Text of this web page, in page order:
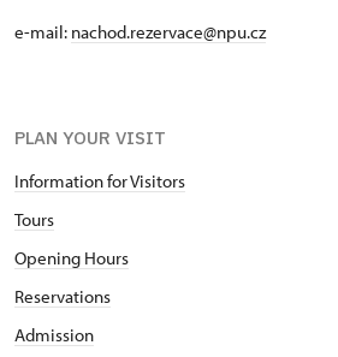
e-mail: nachod.rezervace@npu.cz
PLAN YOUR VISIT
Information for Visitors
Tours
Opening Hours
Reservations
Admission